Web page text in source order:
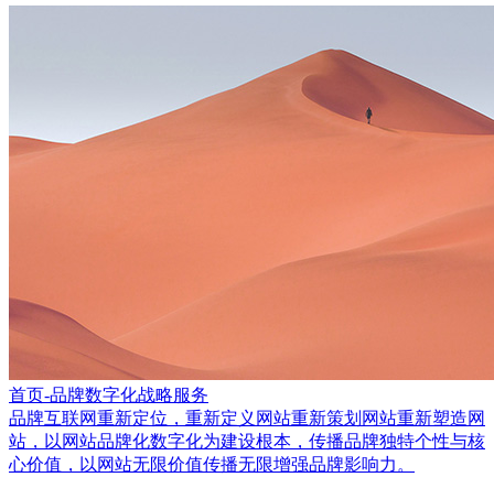
首页-品牌数字化战略服务
品牌互联网重新定位，重新定义网站重新策划网站重新塑造网
站，以网站品牌化数字化为建设根本，传播品牌独特个性与核
心价值，以网站无限价值传播无限增强品牌影响力。